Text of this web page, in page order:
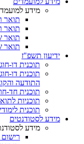
מידע
תואר
תואר
תואר
תואר
ידיעון תשפ"ז
תוכנית דו-
תוכנית דו-
התודעה
תוכנית חד-
תוכניות
תוכנית
מידע לסטודנטים
מידע